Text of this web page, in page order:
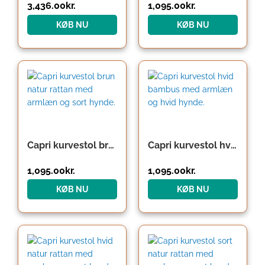
3,436.00 kr.
KØB NU
1,095.00 kr.
KØB NU
Capri kurvestol brun natur rattan med armlæn og sort hynde.
1,095.00kr.
KØB NU
Capri kurvestol hvid bambus med armlæn og hvid hynde.
1,095.00kr.
KØB NU